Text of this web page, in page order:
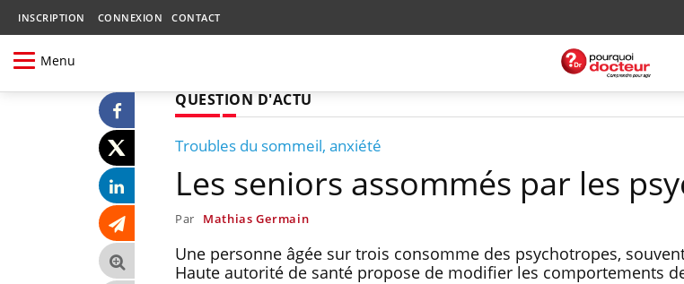
INSCRIPTION CONNEXION CONTACT
Menu
QUESTION D'ACTU
Troubles du sommeil, anxiété
Les seniors assommés par les
Par Mathias Germain
Une personne âgée sur trois consomme des psychotropes,
Haute autorité de santé propose de modifier les comportements